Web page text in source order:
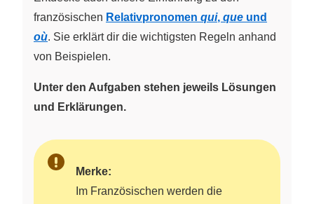
französischen Relativpronomen qui, que und
où. Sie erklärt dir die wichtigsten Regeln anhand
von Beispielen.
Unter den Aufgaben stehen jeweils Lösungen
und Erklärungen.
Merke:
Im Französischen werden die